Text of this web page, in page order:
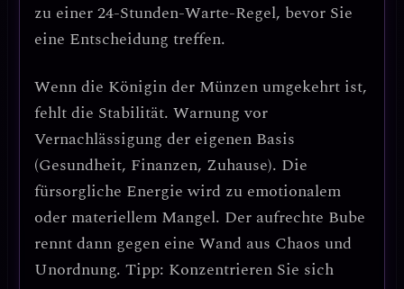
zu einer 24-Stunden-Warte-Regel, bevor Sie
eine Entscheidung treffen.
Wenn die Königin der Münzen umgekehrt ist,
fehlt die Stabilität. Warnung vor
Vernachlässigung der eigenen Basis
(Gesundheit, Finanzen, Zuhause). Die
fürsorgliche Energie wird zu emotionalem
oder materiellem Mangel. Der aufrechte Bube
rennt dann gegen eine Wand aus Chaos und
Unordnung. Tipp: Konzentrieren Sie sich